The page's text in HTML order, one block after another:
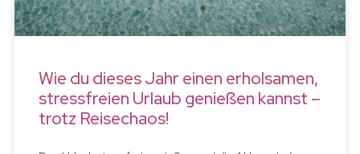
Wie du dieses Jahr einen erholsamen,
stressfreien Urlaub genießen kannst –
trotz Reisechaos!